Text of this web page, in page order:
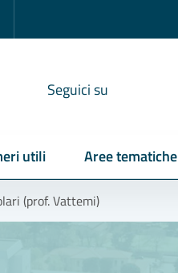
Seguici su
utili Aree tematiche
(prof. Vattemi)